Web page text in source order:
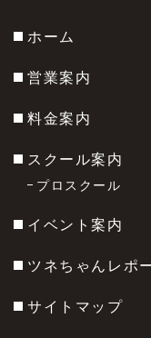
ホーム
営業案内
料金案内
スクール案内
プロスクール
イベント案内
ツネちゃんレポ
サイトマップ